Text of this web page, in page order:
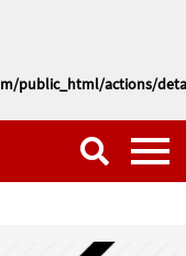
public_html/actions/